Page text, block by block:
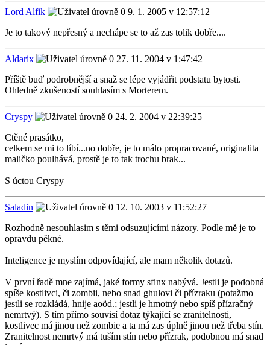
Lord Alfik
9. 1. 2005 v 12:57:12
Je to takový nepřesný a nechápe se to až zas tolik dobře....
Aldarix
27. 11. 2004 v 1:47:42
Příště buď podrobnější a snaž se lépe vyjádřit podstatu bytosti.
Ohledně zkušeností souhlasím s Morterem.
Cryspy
24. 2. 2004 v 22:39:25
Ctěné prasátko,
celkem se mi to líbí...no dobře, je to málo propracované, originalita
maličko poulhává, prostě je to tak trochu brak...
S úctou Cryspy
Saladin
12. 10. 2003 v 11:52:27
Rozhodně nesouhlasim s těmi odsuzujícími názory. Podle mě je to
opravdu pěkné.
Inteligence je myslím odpovídající, ale mam několik dotazů.
V první řadě mne zajímá, jaké formy sfinx nabývá. Jestli je podobná
spíše kostlivci, či zombii, nebo snad ghulovi či přízraku (potažmo
jestli se rozkládá, hnije aoöd.; jestli je hmotný nebo spíš přízračný
nemrtvý). S tím přímo souvisí dotaz týkající se zranitelnosti,
kostlivec má jinou než zombie a ta má zas úplně jinou než třeba stín.
Zranitelnost nemrtvý má tuším stín nebo přízrak, podobnou má snad